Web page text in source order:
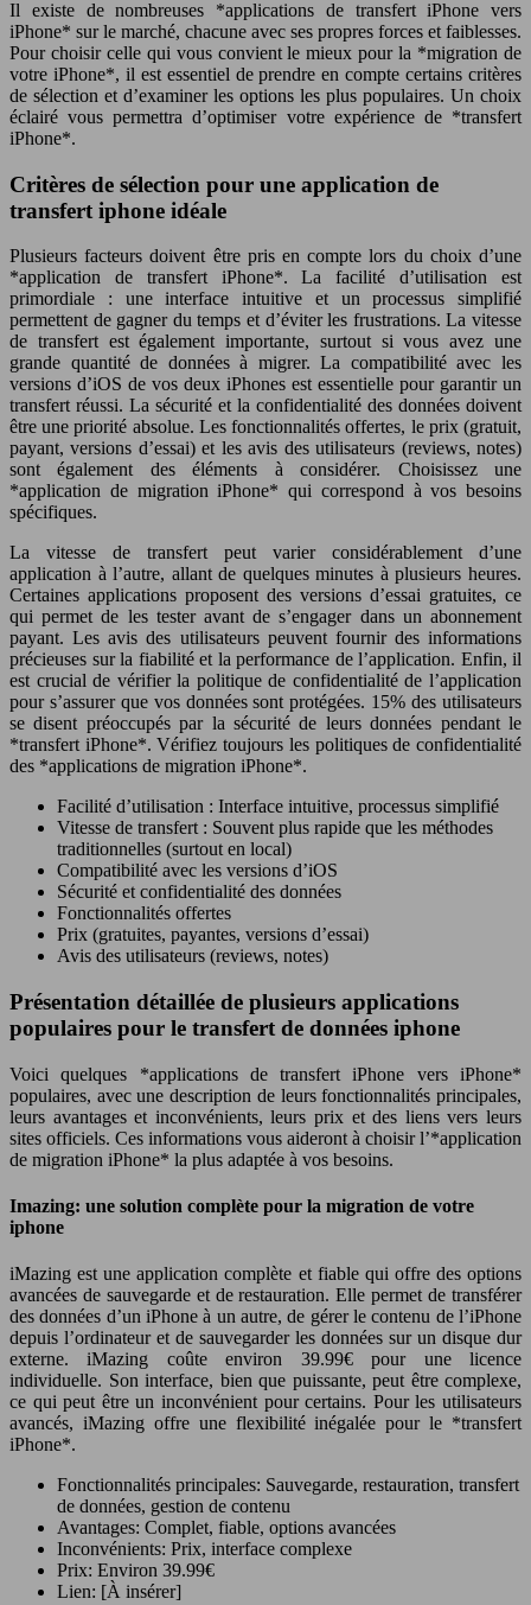
Il existe de nombreuses *applications de transfert iPhone vers
iPhone* sur le marché, chacune avec ses propres forces et faiblesses.
Pour choisir celle qui vous convient le mieux pour la *migration de
votre iPhone*, il est essentiel de prendre en compte certains critères
de sélection et d’examiner les options les plus populaires. Un choix
éclairé vous permettra d’optimiser votre expérience de *transfert
iPhone*.
Critères de sélection pour une application de
transfert iphone idéale
Plusieurs facteurs doivent être pris en compte lors du choix d’une
*application de transfert iPhone*. La facilité d’utilisation est
primordiale : une interface intuitive et un processus simplifié
permettent de gagner du temps et d’éviter les frustrations. La vitesse
de transfert est également importante, surtout si vous avez une
grande quantité de données à migrer. La compatibilité avec les
versions d’iOS de vos deux iPhones est essentielle pour garantir un
transfert réussi. La sécurité et la confidentialité des données doivent
être une priorité absolue. Les fonctionnalités offertes, le prix (gratuit,
payant, versions d’essai) et les avis des utilisateurs (reviews, notes)
sont également des éléments à considérer. Choisissez une
*application de migration iPhone* qui correspond à vos besoins
spécifiques.
La vitesse de transfert peut varier considérablement d’une
application à l’autre, allant de quelques minutes à plusieurs heures.
Certaines applications proposent des versions d’essai gratuites, ce
qui permet de les tester avant de s’engager dans un abonnement
payant. Les avis des utilisateurs peuvent fournir des informations
précieuses sur la fiabilité et la performance de l’application. Enfin, il
est crucial de vérifier la politique de confidentialité de l’application
pour s’assurer que vos données sont protégées. 15% des utilisateurs
se disent préoccupés par la sécurité de leurs données pendant le
*transfert iPhone*. Vérifiez toujours les politiques de confidentialité
des *applications de migration iPhone*.
Facilité d’utilisation : Interface intuitive, processus simplifié
Vitesse de transfert : Souvent plus rapide que les méthodes
traditionnelles (surtout en local)
Compatibilité avec les versions d’iOS
Sécurité et confidentialité des données
Fonctionnalités offertes
Prix (gratuites, payantes, versions d’essai)
Avis des utilisateurs (reviews, notes)
Présentation détaillée de plusieurs applications
populaires pour le transfert de données iphone
Voici quelques *applications de transfert iPhone vers iPhone*
populaires, avec une description de leurs fonctionnalités principales,
leurs avantages et inconvénients, leurs prix et des liens vers leurs
sites officiels. Ces informations vous aideront à choisir l’*application
de migration iPhone* la plus adaptée à vos besoins.
Imazing: une solution complète pour la migration de votre
iphone
iMazing est une application complète et fiable qui offre des options
avancées de sauvegarde et de restauration. Elle permet de transférer
des données d’un iPhone à un autre, de gérer le contenu de l’iPhone
depuis l’ordinateur et de sauvegarder les données sur un disque dur
externe. iMazing coûte environ 39.99€ pour une licence
individuelle. Son interface, bien que puissante, peut être complexe,
ce qui peut être un inconvénient pour certains. Pour les utilisateurs
avancés, iMazing offre une flexibilité inégalée pour le *transfert
iPhone*.
Fonctionnalités principales: Sauvegarde, restauration, transfert
de données, gestion de contenu
Avantages: Complet, fiable, options avancées
Inconvénients: Prix, interface complexe
Prix: Environ 39.99€
Lien: [À insérer]